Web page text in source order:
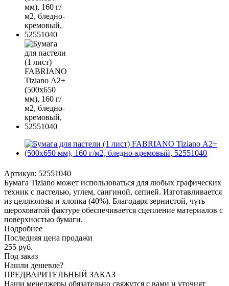
Артикул: 52551040
Бумага Tiziano может использоваться для любых графических
техник с пастелью, углем, сангиной, сепией. Изготавливается
из целлюлозы и хлопка (40%). Благодаря зернистой, чуть
шероховатой фактуре обеспечивается сцепление материалов с
поверхностью бумаги.
Подробнее
Последняя цена продажи
255 руб.
Под заказ
Нашли дешевле?
ПРЕДВАРИТЕЛЬНЫЙ ЗАКАЗ
Наши менеджеры обязательно свяжутся с вами и уточнят